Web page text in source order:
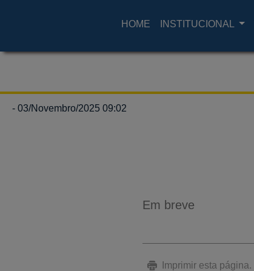
HOME INSTITUCIONAL
- 03/Novembro/2025 09:02
Em breve
Imprimir esta página.